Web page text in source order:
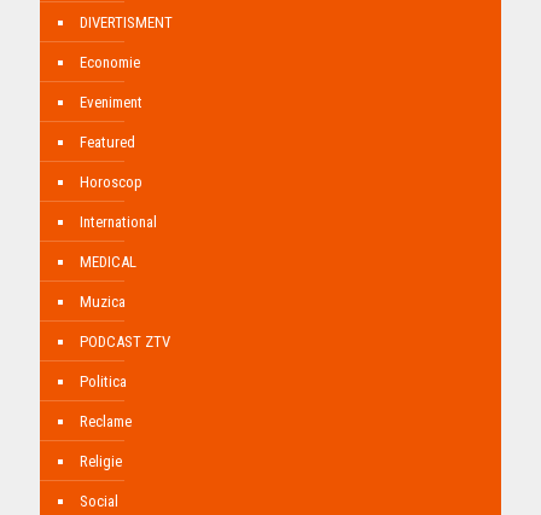
DIVERTISMENT
Economie
Eveniment
Featured
Horoscop
International
MEDICAL
Muzica
PODCAST ZTV
Politica
Reclame
Religie
Social